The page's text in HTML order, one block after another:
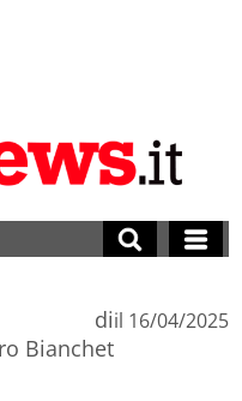
di
Bianchet
il 16/04/2025